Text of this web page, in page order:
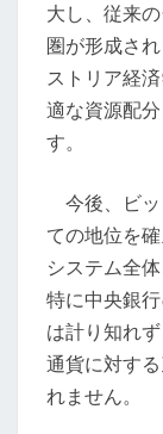
大し、従来
圏が形成さ
ストリア経
適な資源配
す。
今後、ビッ
ての地位を
システム全
特に中央銀
は計り知れ
通貨に対す
れません。